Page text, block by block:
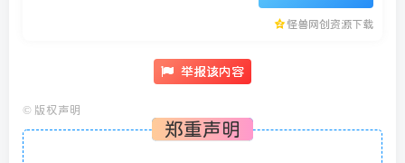
怪兽网创资源下载
举报该内容
© 版权声明
郑重声明